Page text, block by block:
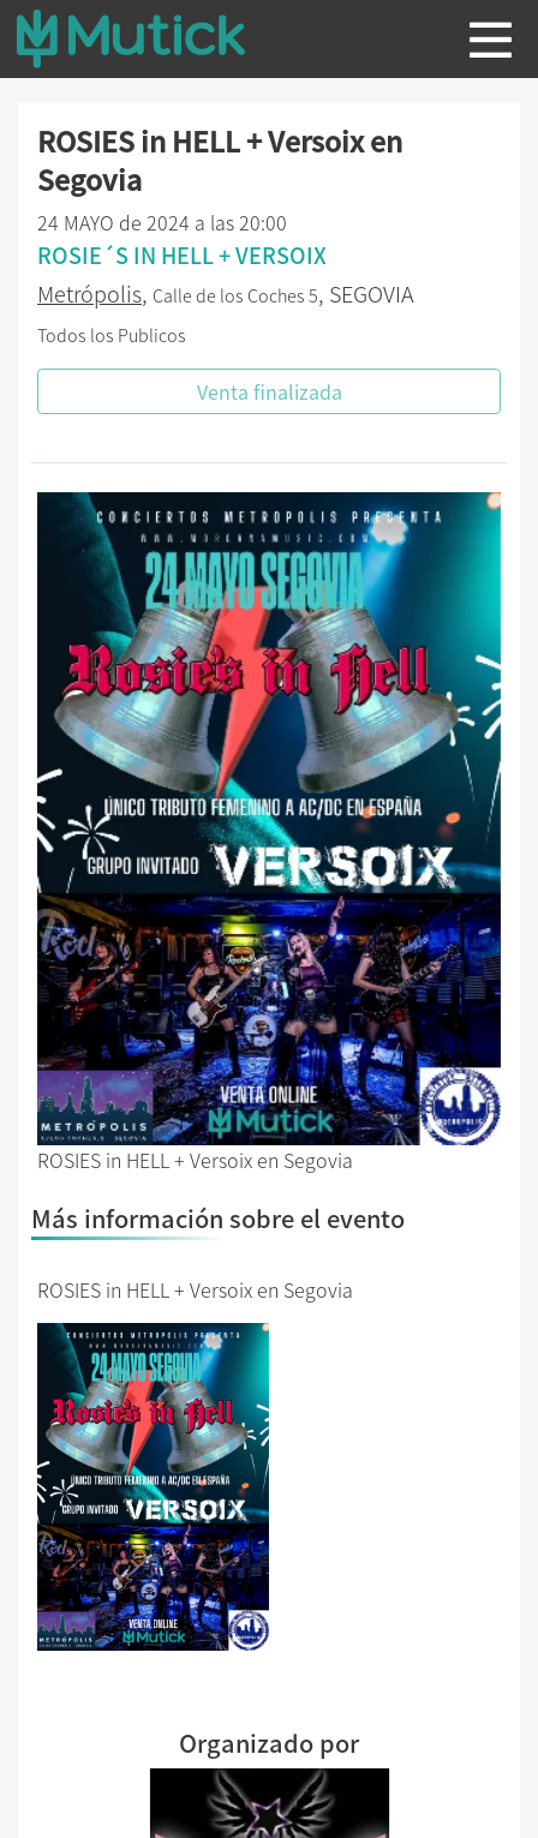
ROSIES in HELL + Versoix en
Segovia
24 MAYO de 2024 a las 20:00
ROSIE´S IN HELL + VERSOIX
Metrópolis, Calle de los Coches 5, SEGOVIA
Todos los Publicos
Venta finalizada
ROSIES in HELL + Versoix en Segovia
Más información sobre el evento
ROSIES in HELL + Versoix en Segovia
Organizado por